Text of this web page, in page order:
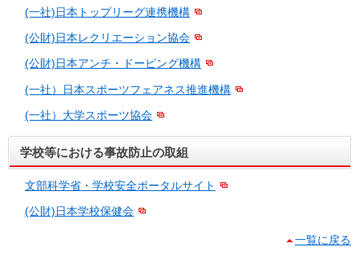
(一社)日本トップリーグ連携機構
(公財)日本レクリエーション協会
(公財)日本アンチ・ドーピング機構
(一社）日本スポーツフェアネス推進機構
(一社）大学スポーツ協会
学校等における事故防止の取組
文部科学省・学校安全ポータルサイト
(公財)日本学校保健会
一覧に戻る